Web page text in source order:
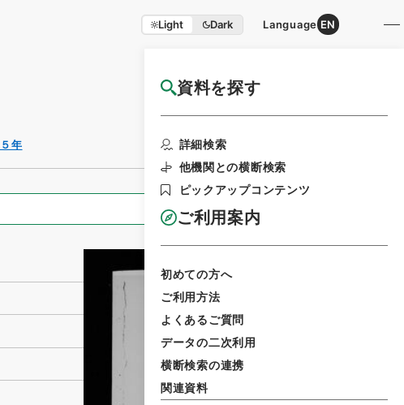
Light Dark Language EN
資料を探す
詳細検索
他機関との横断検索
ピックアップコンテンツ
ご利用案内
初めての方へ
ご利用方法
よくあるご質問
データの二次利用
横断検索の連携
関連資料
国立公文書館HP利用案内
年
全ての情報